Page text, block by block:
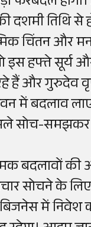
तिथि से
चिंतन और
इस हफ्ते सूर्य
हैं और गुरुदेव
में बदलाव
सोच-समझकर
बदलावों की
सोचने के
में